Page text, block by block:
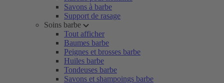
Savons à barbe
Support de rasage
Soins barbe
Tout afficher
Baumes barbe
Peignes et brosses barbe
Huiles barbe
Tondeuses barbe
Savons et shampoings barbe